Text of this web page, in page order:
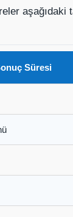
aşağıdaki
Süresi